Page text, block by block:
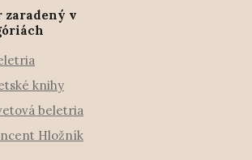
zaradený v
knihy
beletria
Hložník